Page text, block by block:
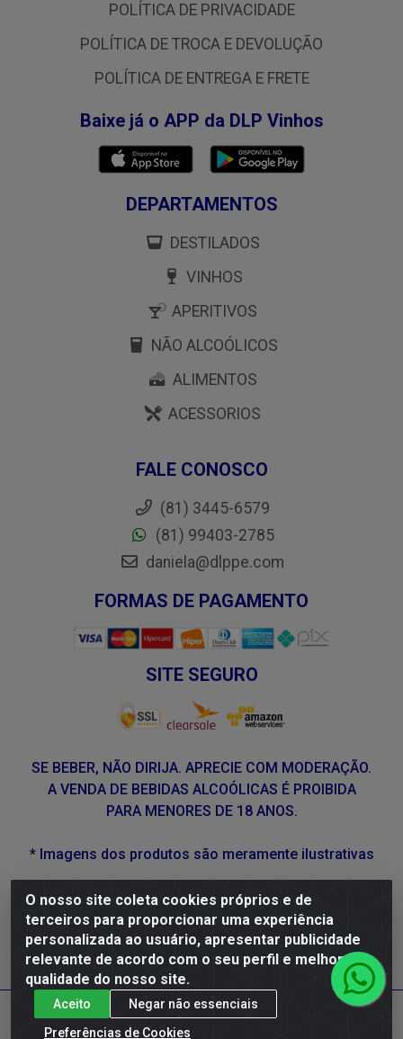
O nosso site coleta cookies próprios e de
terceiros para proporcionar uma experiência
personalizada ao usuário, apresentar publicidade
relevante de acordo com o seu perfil e melhorar a
qualidade do nosso site.
Aceito
Negar não essenciais
Preferências de Cookies
POLÍTICA DE PRIVACIDADE
POLÍTICA DE TROCA E DEVOLUÇÃO
POLÍTICA DE ENTREGA E FRETE
Baixe já o APP da DLP Vinhos
DEPARTAMENTOS
DESTILADOS
VINHOS
APERITIVOS
NÃO ALCOÓLICOS
ALIMENTOS
ACESSORIOS
FALE CONOSCO
(81) 3445-6579
(81) 99403-2785
daniela@dlppe.com
FORMAS DE PAGAMENTO
SITE SEGURO
SE BEBER, NÃO DIRIJA. APRECIE COM MODERAÇÃO.
A VENDA DE BEBIDAS ALCOÓLICAS É PROIBIDA
PARA MENORES DE 18 ANOS.
* Imagens dos produtos são meramente ilustrativas
DLP Vinhos - Av. Engenheiro Abdias de Carvalho, 962 -
Torrões, Recife/PE - CEP 50.640-525 - CNPJ
05.429.222/0001-48